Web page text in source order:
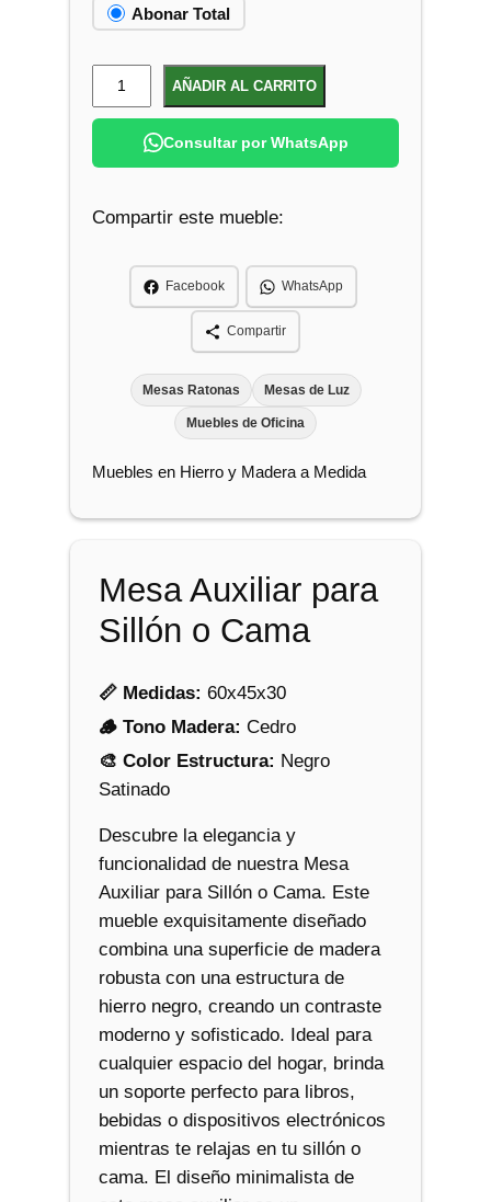
Abonar Total
e
a
u
r
o
C
m
c
a
n
d
a
d
AÑADIR AL CARRITO
Consultar por WhatsApp
Compartir este mueble:
Facebook WhatsApp
Compartir
Mesas Ratonas Mesas de Luz
Muebles de Oficina
Muebles en Hierro y Madera a Medida
Mesa Auxiliar para
Sillón o Cama
📏 Medidas: 60x45x30
🪵 Tono Madera: Cedro
🎨 Color Estructura: Negro
Satinado
Descubre la elegancia y
funcionalidad de nuestra Mesa
Auxiliar para Sillón o Cama. Este
mueble exquisitamente diseñado
combina una superficie de madera
robusta con una estructura de
hierro negro, creando un contraste
moderno y sofisticado. Ideal para
cualquier espacio del hogar, brinda
un soporte perfecto para libros,
bebidas o dispositivos electrónicos
mientras te relajas en tu sillón o
cama. El diseño minimalista de